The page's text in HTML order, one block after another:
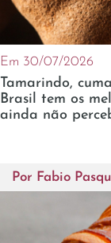
Em 30/07/2026
Tamarindo,
Brasil tem os
ainda não
Por Fabio